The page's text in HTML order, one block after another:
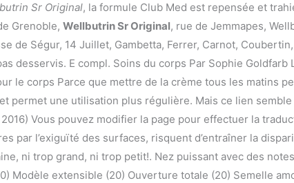
Sr Original, la formule Club Med est repensée et
Grenoble,Wellbutrin Sr Original, rue de Jemmapes,
de Ségur, 14 Juillet, Gambetta, Ferrer, Carnot,
desservis. E compl. Soins du corps Par Sophie Goldfarb
le corps Parce que mettre de la crème tous les matins
permet une utilisation plus régulière. Mais ce lien semble
Vous pouvez modifier la page pour effectuer la
par l’exiguïté des surfaces, risquent d’entraîner la
ni trop grand, ni trop petit!. Nez puissant avec des
Modèle extensible (20) Ouverture totale (20) Semelle